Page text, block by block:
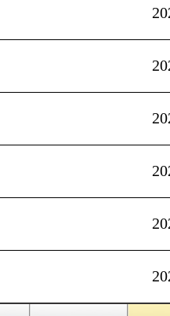
噂の
った
[天
[戦
に密